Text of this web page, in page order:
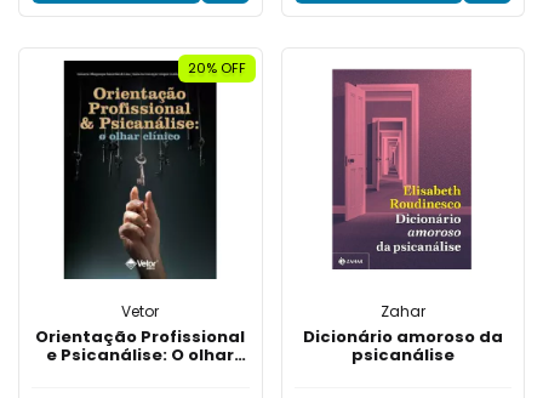
20% OFF
Vetor
Orientação Profissional
e Psicanálise: O olhar
Zahar
Dicionário amoroso da
psicanálise